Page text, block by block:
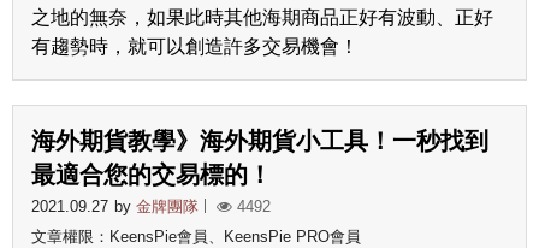
之地的無奈，如果此時其他海期商品正好有波動、正好
有趨勢時，就可以創造許多交易機會！
海外期貨教學》海外期貨小工具！一秒找到
最適合您的交易標的！
2021.09.27 by 金牌團隊
4492
文章權限：KeensPie會員、KeensPie PRO會員